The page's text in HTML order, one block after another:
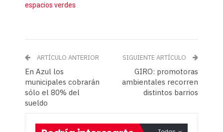
espacios verdes
ARTÍCULO ANTERIOR
En Azul los
municipales cobrarán
sólo el 80% del
sueldo
SIGUIENTE ARTÍCULO
GIRO: promotoras
ambientales recorren
distintos barrios